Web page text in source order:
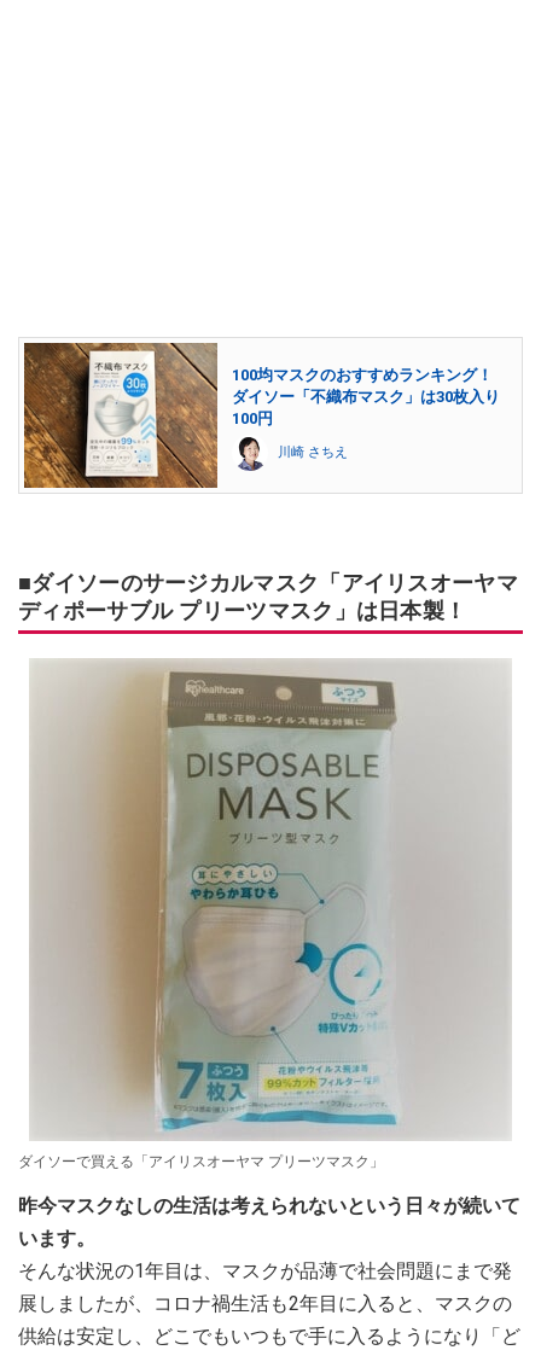
100均マスクのおすすめランキング！
ダイソー「不織布マスク」は30枚入り
100円
川崎 さちえ
■ダイソーのサージカルマスク「アイリスオーヤマ
ディポーサブル プリーツマスク」は日本製！
ダイソーで買える「アイリスオーヤマ プリーツマスク」
昨今マスクなしの生活は考えられないという日々が続いて
います。
そんな状況の1年目は、マスクが品薄で社会問題にまで発
展しましたが、コロナ禍生活も2年目に入ると、マスクの
供給は安定し、どこでもいつもで手に入るようになり「ど